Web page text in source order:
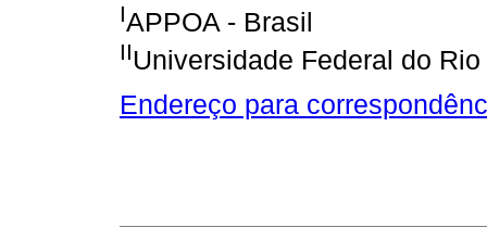
IAPPOA - Brasil
IIUniversidade Federal do
Endereço para